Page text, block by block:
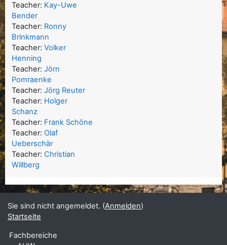
Teacher: Kay-Uwe
Bender
Teacher: Ronny
Brinkmann
Teacher: Volker
Henning
Teacher: Jörn
Pomraenke
Teacher: Jörg Reuter
Teacher: Holger
Schanz
Teacher: Frank Schöne
Teacher: Olaf
Ueberschär
Teacher: Christian
Willberg
Sie sind nicht angemeldet. (Anmelden)
Startseite
Fachbereiche